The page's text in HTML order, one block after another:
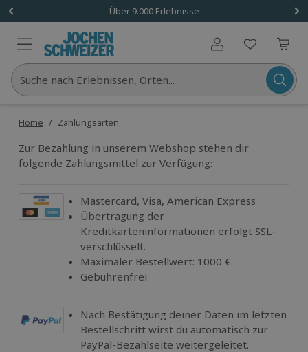
Über 9.000 Erlebnisse
Benutzerkonto
Suche nach Erlebnissen, Orten...
Home / Zahlungsarten
Zur Bezahlung in unserem Webshop stehen dir
folgende Zahlungsmittel zur Verfügung:
Mastercard, Visa, American Express
Übertragung der
Kreditkarteninformationen erfolgt SSL-
verschlüsselt.
Maximaler Bestellwert: 1000 €
Gebührenfrei
Nach Bestätigung deiner Daten im letzten
Bestellschritt wirst du automatisch zur
PayPal-Bezahlseite weitergeleitet.